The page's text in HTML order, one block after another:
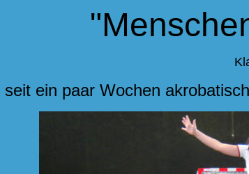
ein paar Wochen